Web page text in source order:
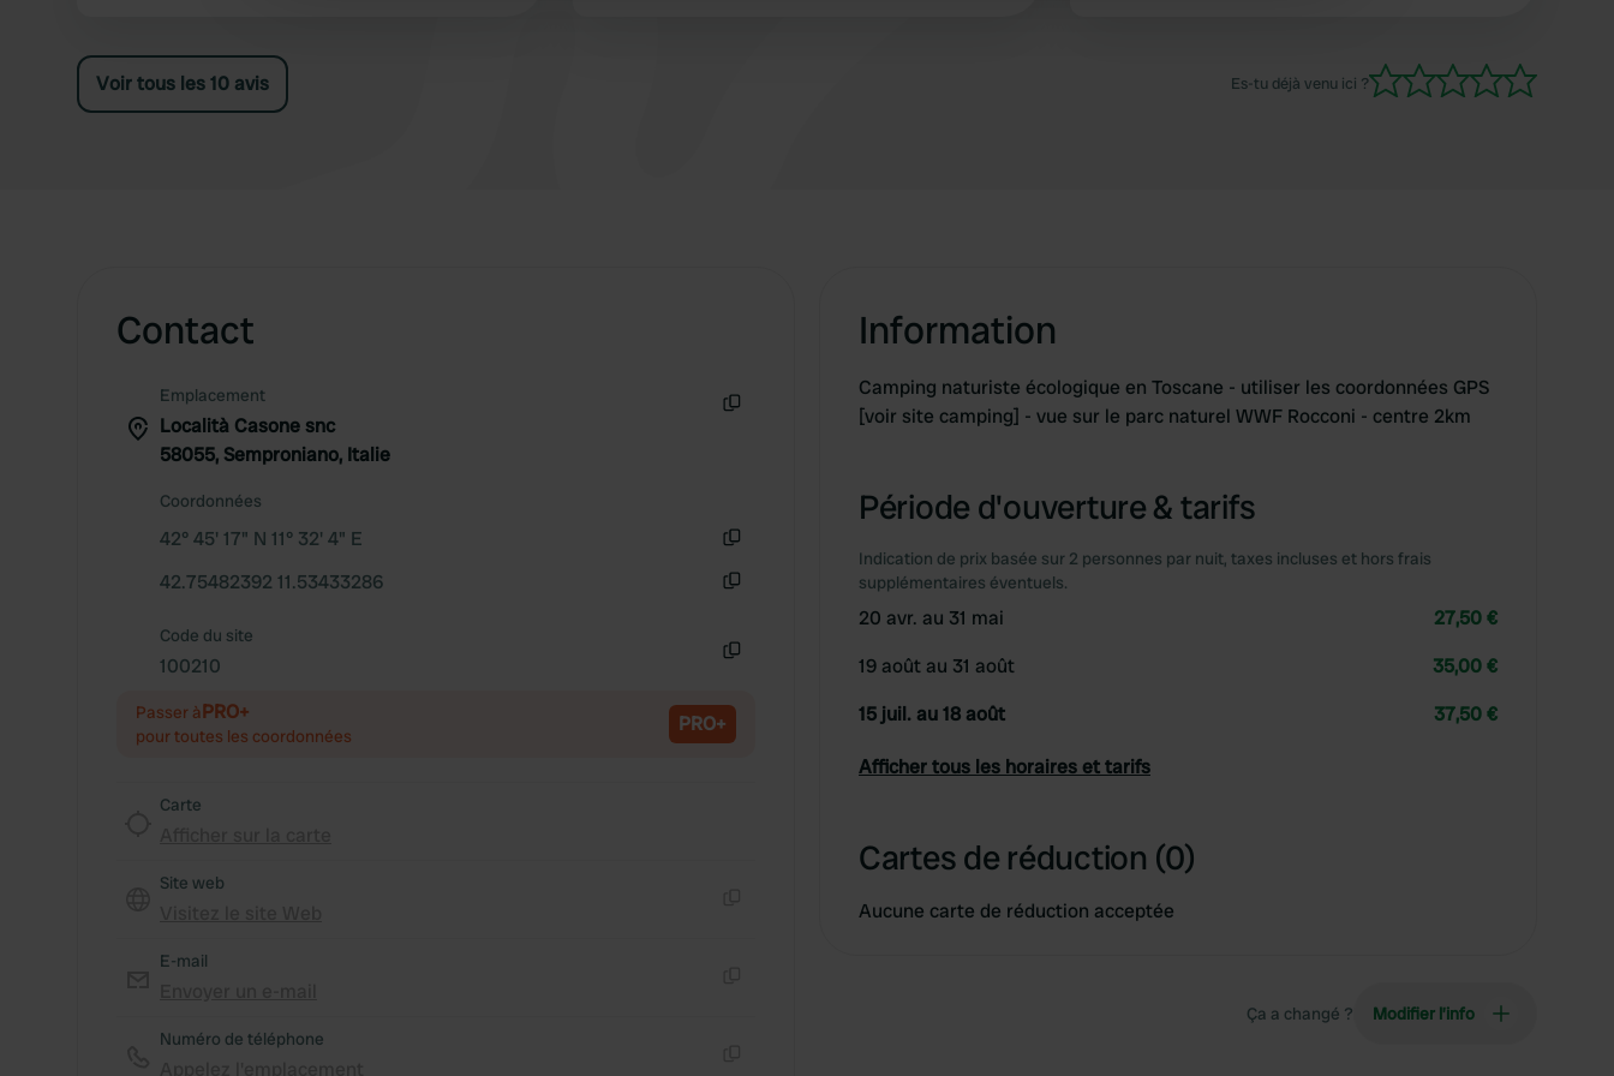
qualité. Pour information : le camping est
naturiste et la dernière route pour y accéder est
Voir tous les 10 avis Es-tu déjà venu ici ?
Contact
Emplacement
Località Casone snc
58055, Semproniano, Italie
Coordonnées
42° 45' 17" N 11° 32' 4" E
42.75482392 11.53433286
Code du site
100210
Passer àPRO+
pour toutes les coordonnées PRO+
Carte
Site web
E-mail
Numéro de téléphone
Information
Camping naturiste écologique en Toscane - utiliser les coordonnées GPS
[voir site camping] - vue sur le parc naturel WWF Rocconi - centre 2km
Période d'ouverture & tarifs
Indication de prix basée sur 2 personnes par nuit, taxes incluses et hors frais
supplémentaires éventuels.
20 avr. au 31 mai
27,50 €
19 août au 31 août
35,00 €
15 juil. au 18 août
37,50 €
Afficher tous les horaires et tarifs
Cartes de réduction (0)
Aucune carte de réduction acceptée
Ça a changé ? Modifier l’info